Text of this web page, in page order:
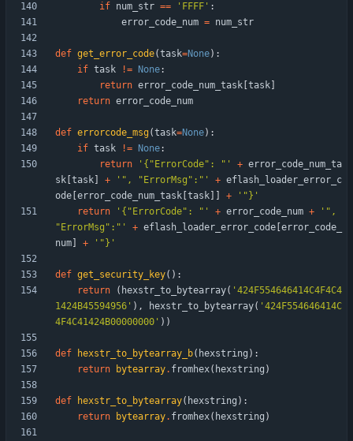
if num_str == ' FFFF ' :
error_code_num = num_str
def get_error_code(task=None) :
if task != None:
return error_code_num_task task
return error_code_num
def errorcode_msg(task=None) :
if task != None:
return
' { " ErrorCode" : " ' + error_code_num_ta
sk task + ' " , " ErrorMsg " : " ' + eflash_loader_error_c
ode error_code_num_task task + ' " } '
return
' { " ErrorCode" : " ' + error_code_num + ' "
" ErrorMsg " : " ' + eflash_loader_error_code error_code_
num
+ ' " } '
def get_security_key( ) :
return
( hexstr_to_bytearray( ' 424F554646414C4F4C4
1424B45594956 ' ) , hexstr_to_bytearray( ' 424F554646414C
4F4C41424B00000000 ' ) )
def hexstr_to_bytearray_b( hexstring ) :
return
bytearray. fromhex( hexstring )
def hexstr_to_bytearray( hexstring ) :
return
bytearray. fromhex( hexstring )